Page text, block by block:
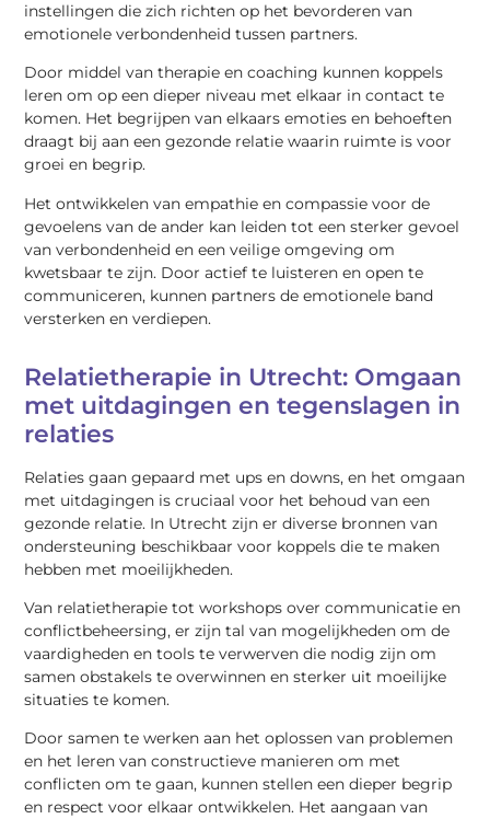
instellingen die zich richten op het bevorderen van
emotionele verbondenheid tussen partners.
Door middel van therapie en coaching kunnen koppels
leren om op een dieper niveau met elkaar in contact te
komen. Het begrijpen van elkaars emoties en behoeften
draagt bij aan een gezonde relatie waarin ruimte is voor
groei en begrip.
Het ontwikkelen van empathie en compassie voor de
gevoelens van de ander kan leiden tot een sterker gevoel
van verbondenheid en een veilige omgeving om
kwetsbaar te zijn. Door actief te luisteren en open te
communiceren, kunnen partners de emotionele band
versterken en verdiepen.
Relatietherapie in Utrecht: Omgaan
met uitdagingen en tegenslagen in
relaties
Relaties gaan gepaard met ups en downs, en het omgaan
met uitdagingen is cruciaal voor het behoud van een
gezonde relatie. In Utrecht zijn er diverse bronnen van
ondersteuning beschikbaar voor koppels die te maken
hebben met moeilijkheden.
Van relatietherapie tot workshops over communicatie en
conflictbeheersing, er zijn tal van mogelijkheden om de
vaardigheden en tools te verwerven die nodig zijn om
samen obstakels te overwinnen en sterker uit moeilijke
situaties te komen.
Door samen te werken aan het oplossen van problemen
en het leren van constructieve manieren om met
conflicten om te gaan, kunnen stellen een dieper begrip
en respect voor elkaar ontwikkelen. Het aangaan van